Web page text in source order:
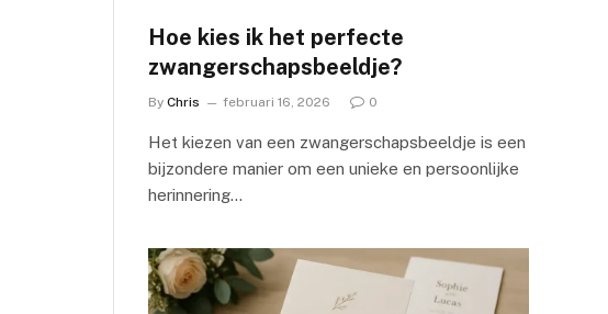
Hoe kies ik het perfecte
zwangerschapsbeeldje?
By Chris februari 16, 2026 0
Het kiezen van een zwangerschapsbeeldje is een
bijzondere manier om een unieke en persoonlijke
herinnering…